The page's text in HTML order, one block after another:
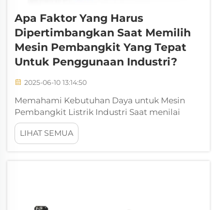
Apa Faktor Yang Harus
Dipertimbangkan Saat Memilih
Mesin Pembangkit Yang Tepat
Untuk Penggunaan Industri?
2025-06-10 13:14:50
Memahami Kebutuhan Daya untuk Mesin
Pembangkit Listrik Industri Saat menilai
kebutuhan daya untuk mesin pembangkit
listrik industri, sangat fundamental untuk
mempertimbangkan kapasitas beban total
LIHAT SEMUA